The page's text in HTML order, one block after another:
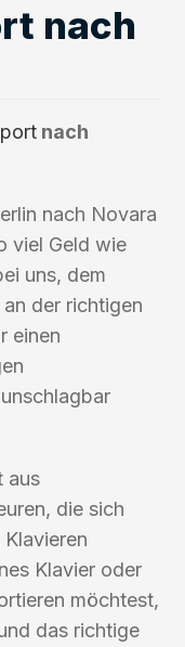
nach
nach
nach Novara
viel Geld wie
uns, dem
der richtigen
einen
aus
die sich
Klavier oder
möchtest,
das richtige